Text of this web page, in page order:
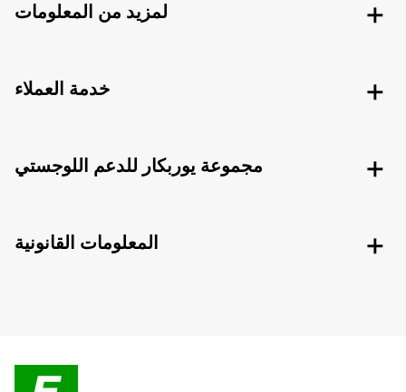
لمزيد من المعلومات
خدمة العملاء
مجموعة يوربكار للدعم اللوجستي
المعلومات القانونية